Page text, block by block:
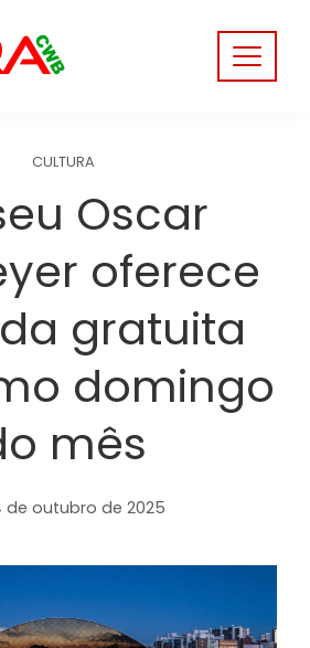
CULTURA
Oscar
oferece
gratuita
domingo
mês
de outubro de 2025